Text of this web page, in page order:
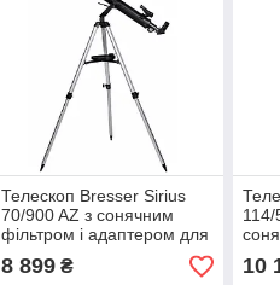
Телескоп Bresser Sirius
70/900 AZ з сонячним
фільтром і адаптером для
смартфона (4512001)
8 899₴
114/
10